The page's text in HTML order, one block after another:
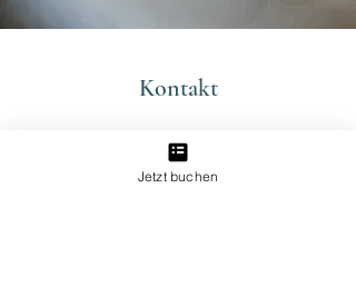
Kontakt
E-Mail-Adresse
hello@thyme-and-divine.de
Jetzt buchen